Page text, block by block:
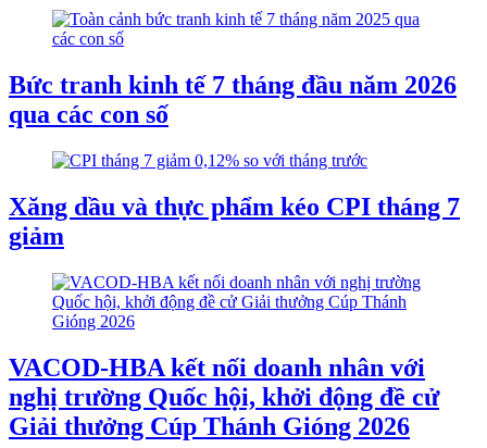
Bức tranh kinh tế 7 tháng đầu năm 2026
qua các con số
Xăng dầu và thực phẩm kéo CPI tháng 7
giảm
VACOD-HBA kết nối doanh nhân với
nghị trường Quốc hội, khởi động đề cử
Giải thưởng Cúp Thánh Gióng 2026